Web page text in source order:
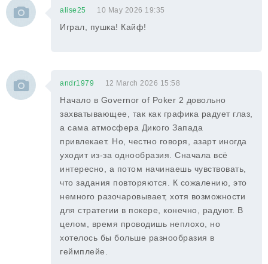
alise25 10 May 2026 19:35
Играл, пушка! Кайф!
andr1979 12 March 2026 15:58
Начало в Governor of Poker 2 довольно
захватывающее, так как графика радует глаз,
а сама атмосфера Дикого Запада
привлекает. Но, честно говоря, азарт иногда
уходит из-за однообразия. Сначала всё
интересно, а потом начинаешь чувствовать,
что задания повторяются. К сожалению, это
немного разочаровывает, хотя возможности
для стратегии в покере, конечно, радуют. В
целом, время проводишь неплохо, но
хотелось бы больше разнообразия в
геймплейе.